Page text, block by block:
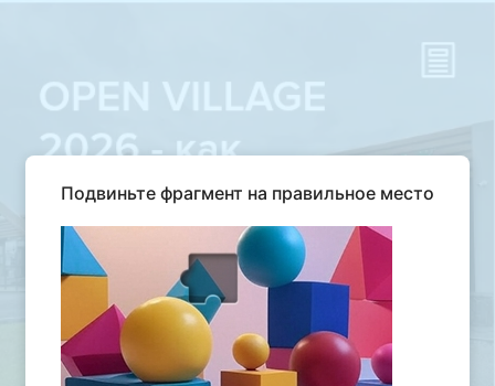
Подвиньте фрагмент на правильное место